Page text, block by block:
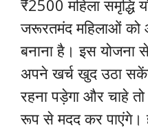
₹2500 महिला समृद्धि
जरूरतमंद महिलाओं
बनाना है। इस योजना
अपने खर्च खुद उठा
रहना पड़ेगा और चाहे
रूप से मदद कर पाएंगे।